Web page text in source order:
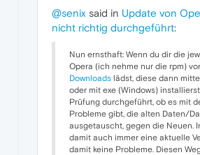
@senix said in Update von
nicht richtig durchgeführt:
Nun ernsthaft: Wenn du dir die
Opera (ich nehme nur die rpm)
Downloads lädst, diese dann
oder mit exe (Windows)
Prüfung durchgeführt, ob es mit
Probleme gibt, die alten Daten/
ausgetauscht, gegen die Neuen.
damit auch immer eine aktuelle
damit keine Probleme. Diesen